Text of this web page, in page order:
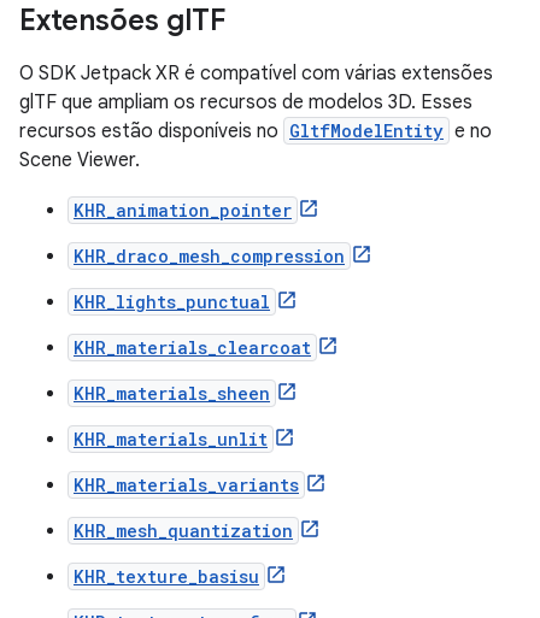
Extensões glTF
O SDK Jetpack XR é compatível com várias extensões
glTF que ampliam os recursos de modelos 3D. Esses
recursos estão disponíveis no GltfModelEntity e no
Scene Viewer.
KHR_animation_pointer
KHR_draco_mesh_compression
KHR_lights_punctual
KHR_materials_clearcoat
KHR_materials_sheen
KHR_materials_unlit
KHR_materials_variants
KHR_mesh_quantization
KHR_texture_basisu